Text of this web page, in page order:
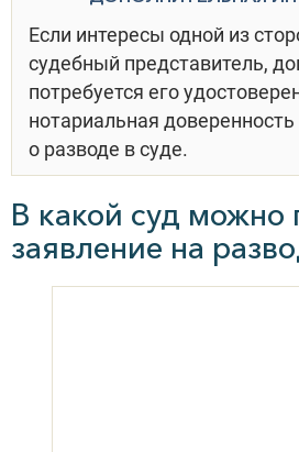
Если интересы одной из
судебный представитель,
потребуется его
нотариальная
о разводе в суде.
В какой суд можно
заявление на